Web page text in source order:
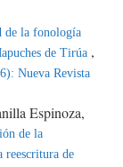
de la fonología
de Tirúa ,
Nueva Revista
Espinoza,
de la
reescritura de